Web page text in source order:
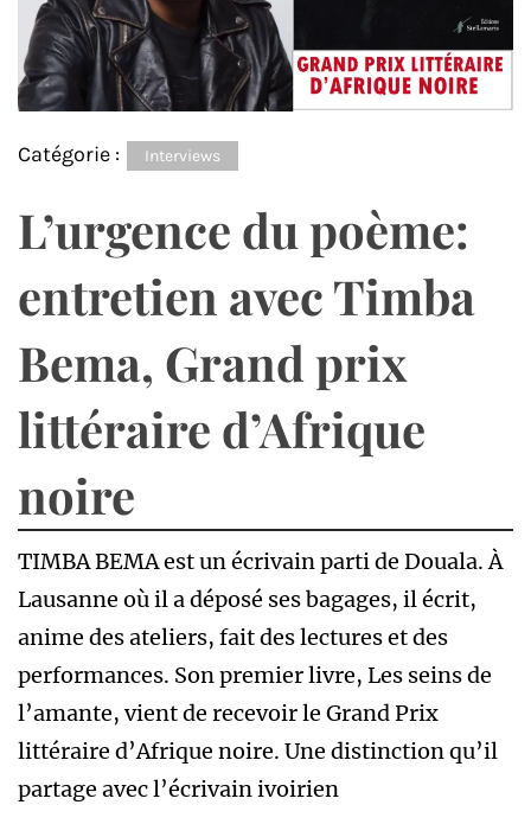
Catégorie : Interviews
L’urgence du poème:
entretien avec Timba
Bema, Grand prix
littéraire d’Afrique
noire
TIMBA BEMA est un écrivain parti de Douala. À
Lausanne où il a déposé ses bagages, il écrit,
anime des ateliers, fait des lectures et des
performances. Son premier livre, Les seins de
l’amante, vient de recevoir le Grand Prix
littéraire d’Afrique noire. Une distinction qu’il
partage avec l’écrivain ivoirien